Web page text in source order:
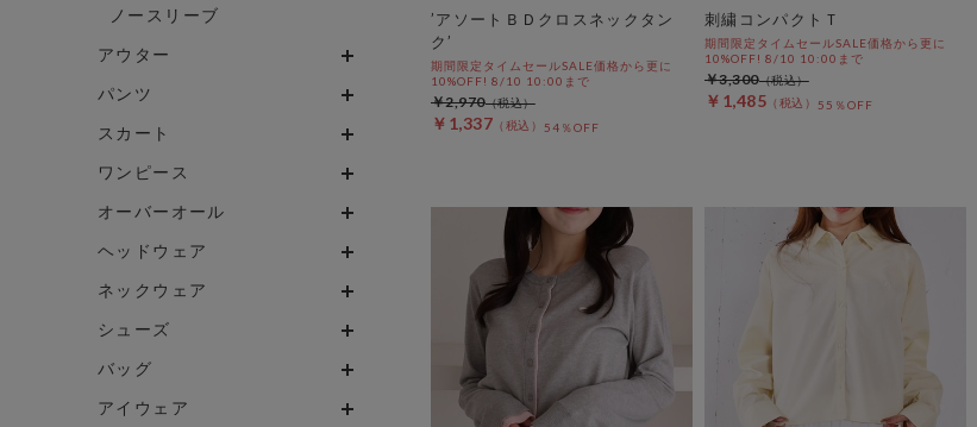
ノースリーブ
アウター
パンツ
スカート
ワンピース
オーバーオール
ヘッドウェア
ネックウェア
シューズ
バッグ
アイウェア
’アソートＢＤクロスネックタン
ク’
期間限定タイムセールSALE価格から更に
10%OFF! 8/10 10:00まで
￥1,337 54％OFF
￥2,970
刺繍コンパクトＴ
期間限定タイムセールSALE価格から更に
10%OFF! 8/10 10:00まで
￥1,485 55％OFF
￥3,300